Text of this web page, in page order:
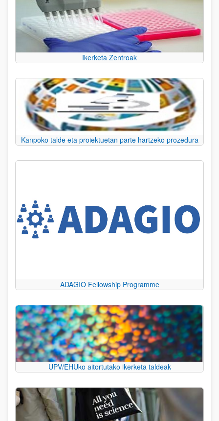
Ikerketa Zentroak
Kanpoko talde eta proiektuetan parte hartzeko prozedura
ADAGIO Fellowship Programme
UPV/EHUko aitortutako ikerketa taldeak